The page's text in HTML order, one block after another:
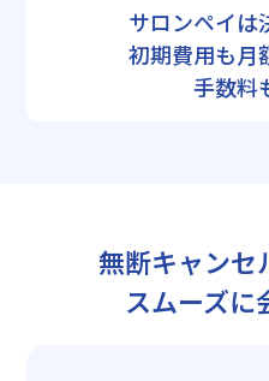
サロンペイは
初期費用も月
手数料
無断キャンセ
スムーズに